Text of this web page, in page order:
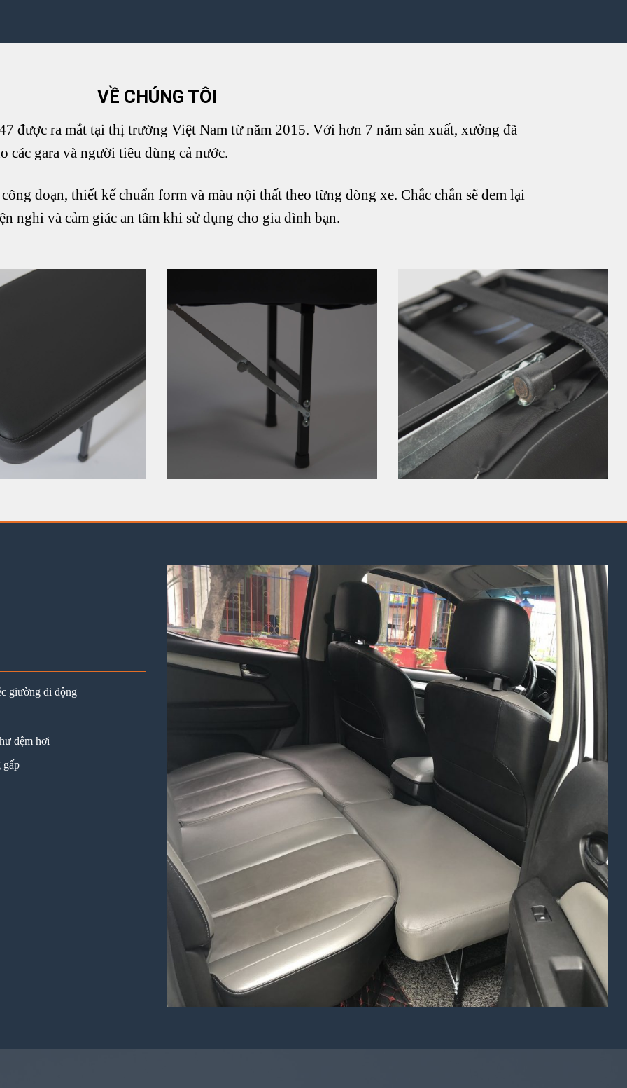
VỀ CHÚNG TÔI
được ra mắt tại thị trường Việt Nam từ năm 2015. Với hơn 7 năm sản xuất, xưởng đã
các gara và người tiêu dùng cả nước.
đoạn, thiết kế chuẩn form và màu nội thất theo từng dòng xe. Chắc chắn sẽ đem lại
nghi và cảm giác an tâm khi sử dụng cho gia đình bạn.
giường di động
đệm hơi
gấp